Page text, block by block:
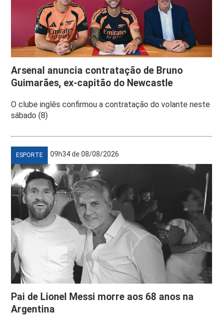
Arsenal anuncia contratação de Bruno
Guimarães, ex-capitão do Newcastle
O clube inglês confirmou a contratação do volante neste
sábado (8)
ESPORTE 09h34 de 08/08/2026
Pai de Lionel Messi morre aos 68 anos na
Argentina